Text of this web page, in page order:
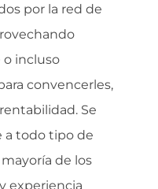
por la red de
incluso
convencerles,
Se
a todo tipo de
de los
experiencia